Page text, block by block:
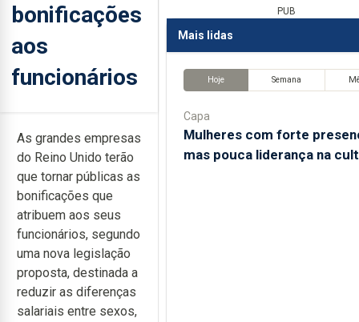
bonificações
aos
funcionários
As grandes empresas
do Reino Unido terão
que tornar públicas as
bonificações que
atribuem aos seus
funcionários, segundo
uma nova legislação
proposta, destinada a
reduzir as diferenças
salariais entre sexos,
PUB
Mais lidas
Hoje Semana
Capa
Mulheres com forte
mas pouca liderança na